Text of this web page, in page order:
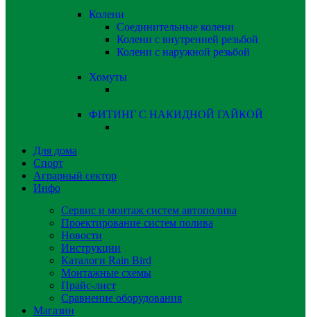
Колени
Соединительные колени
Колени с внутренней резьбой
Колени с наружной резьбой
Хомуты
ФИТИНГ С НАКИДНОЙ ГАЙКОЙ
Для дома
Спорт
Аграрный сектор
Инфо
Сервис и монтаж систем автополива
Проектирование систем полива
Новости
Инструкции
Каталоги Rain Bird
Монтажные схемы
Прайс-лист
Сравнение оборудования
Магазин